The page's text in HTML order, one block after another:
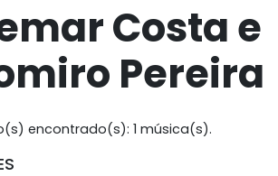
Costa e
Pereira
encontrado(s): 1 música(s).